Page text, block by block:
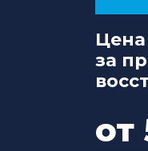
Цена
за
от